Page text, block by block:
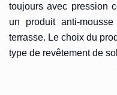
toujours avec pression
un produit anti-
terrasse. Le choix du
type de revêtement de